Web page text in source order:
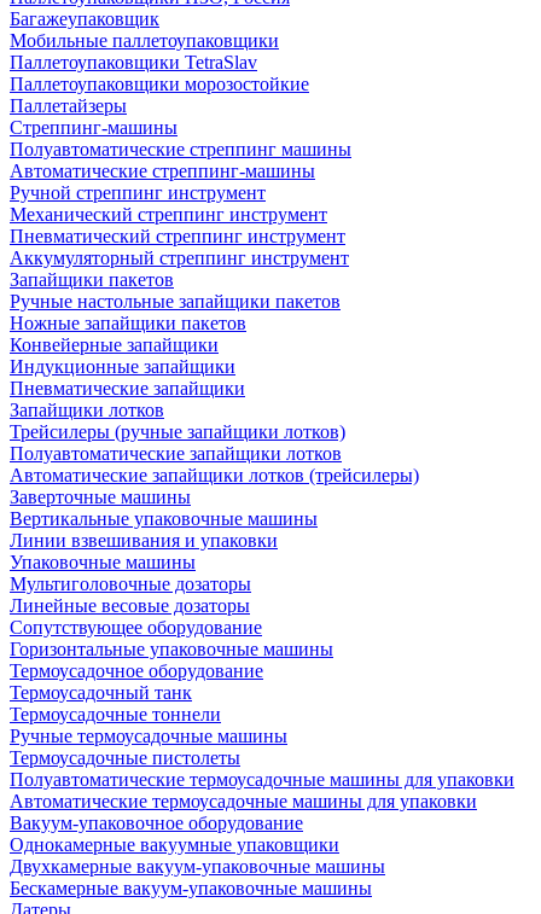
Багажеупаковщик
Мобильные паллетоупаковщики
Паллетоупаковщики TetraSlav
Паллетоупаковщики морозостойкие
Паллетайзеры
Стреппинг-машины
Полуавтоматические стреппинг машины
Автоматические стреппинг-машины
Ручной стреппинг инструмент
Механический стреппинг инструмент
Пневматический стреппинг инструмент
Аккумуляторный стреппинг инструмент
Запайщики пакетов
Ручные настольные запайщики пакетов
Ножные запайщики пакетов
Конвейерные запайщики
Индукционные запайщики
Пневматические запайщики
Запайщики лотков
Трейсилеры (ручные запайщики лотков)
Полуавтоматические запайщики лотков
Автоматические запайщики лотков (трейсилеры)
Заверточные машины
Вертикальные упаковочные машины
Линии взвешивания и упаковки
Упаковочные машины
Мультиголовочные дозаторы
Линейные весовые дозаторы
Сопутствующее оборудование
Горизонтальные упаковочные машины
Термоусадочное оборудование
Термоусадочный танк
Термоусадочные тоннели
Ручные термоусадочные машины
Термоусадочные пистолеты
Полуавтоматические термоусадочные машины для упаковки
Автоматические термоусадочные машины для упаковки
Вакуум-упаковочное оборудование
Однокамерные вакуумные упаковщики
Двухкамерные вакуум-упаковочные машины
Бескамерные вакуум-упаковочные машины
Датеры